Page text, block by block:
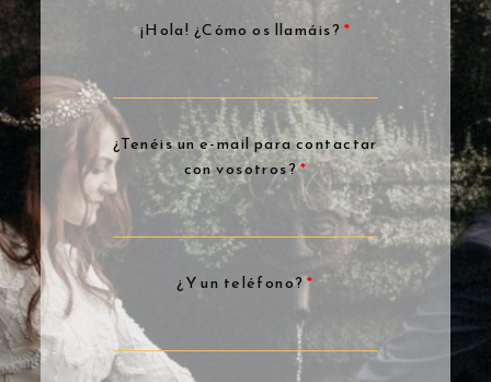
¡Hola! ¿Cómo os llamáis?
¿Tenéis un e-mail para contactar
con vosotros?
¿Y un teléfono?